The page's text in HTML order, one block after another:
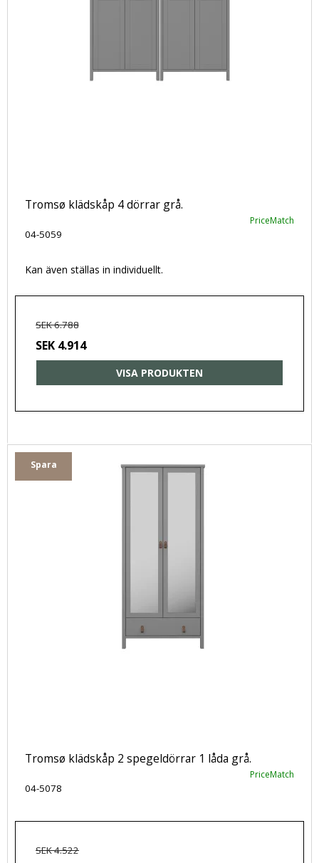
Tromsø klädskåp 4 dörrar grå.
PriceMatch
04-5059
Kan även ställas in individuellt.
SEK 6.788
SEK 4.914
VISA PRODUKTEN
Spara
Tromsø klädskåp 2 spegeldörrar 1 låda grå.
PriceMatch
04-5078
SEK 4.522